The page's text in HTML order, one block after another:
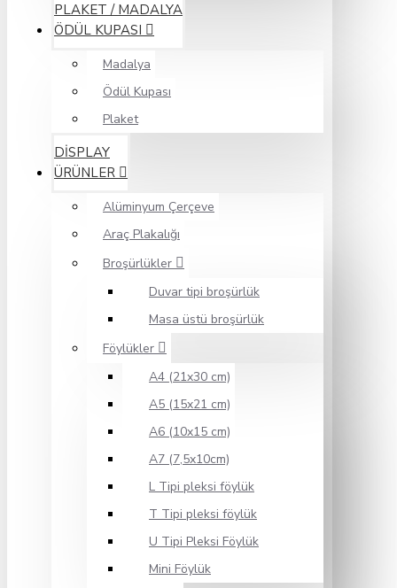
PLAKET / MADALYA
ÖDÜL KUPASI
Madalya
Ödül Kupası
Plaket
DİSPLAY
ÜRÜNLER
Alüminyum Çerçeve
Araç Plakalığı
Broşürlükler
Duvar tipi broşürlük
Masa üstü broşürlük
Föylükler
A4 (21x30 cm)
A5 (15x21 cm)
A6 (10x15 cm)
A7 (7,5x10cm)
L Tipi pleksi föylük
T Tipi pleksi föylük
U Tipi Pleksi Föylük
Mini Föylük